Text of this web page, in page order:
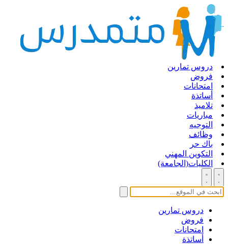
دروس تمارين
فروض
امتحانات
أساتذة
تلاميذ
مباريات
التوجيه
وظائف
باك حر
التكوين المهني
الكليات(الجامعة)
دروس تمارين
فروض
امتحانات
أساتذة